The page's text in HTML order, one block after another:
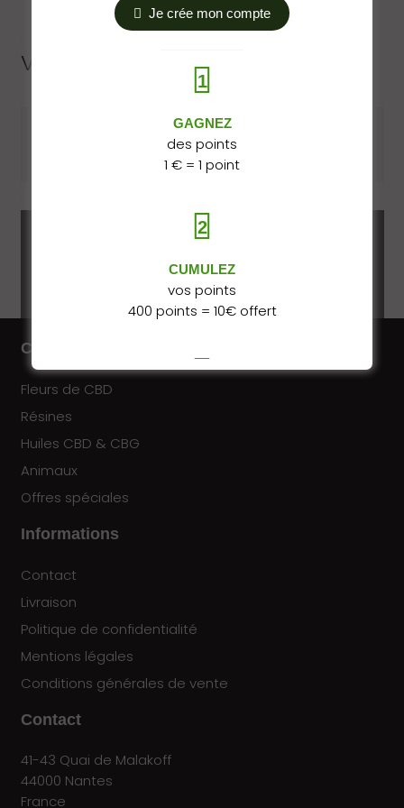
Vous pourriez aussi aimer…
Aucun article dans la même catégorie.
Variété offerte ! +15g
Catalogue
Fleurs de CBD
Résines
Huiles CBD & CBG
Animaux
Offres spéciales
Informations
Contact
Livraison
Politique de confidentialité
Mentions légales
Conditions générales de vente
Contact
41-43 Quai de Malakoff
44000 Nantes
France
Je crée mon compte
1
GAGNEZ
des points
1 € = 1 point
2
CUMULEZ
vos points
400 points = 10€ offert
3